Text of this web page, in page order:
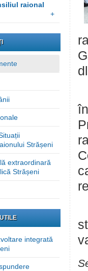
raional
+
Strășeni
extraordinară
Strășeni
integrată